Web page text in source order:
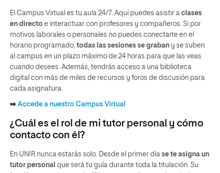
El Campus Virtual es tu aula 24/7. Aquí puedes asistir a clases
en directo e interactuar con profesores y compañeros. Si por
motivos laborales o personales no puedes conectarte en el
horario programado, todas las sesiones se graban y se suben
al campus en un plazo máximo de 24 horas para que las veas
cuando desees. Además, tendrás acceso a una biblioteca
digital con más de miles de recursos y foros de discusión para
cada asignatura.
➡️ Accede a nuestro Campus Virtual
¿Cuál es el rol de mi tutor personal y cómo
contacto con él?
En UNIR nunca estarás solo. Desde el primer día se te asigna un
tutor personal que será tu guía durante toda la titulación. Su